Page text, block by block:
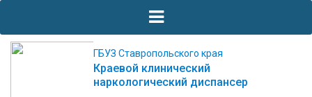
ГБУЗ Ставропольского края
Краевой клинический
наркологический диспансер